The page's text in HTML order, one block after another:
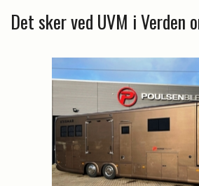
Det sker ved UVM i Verden